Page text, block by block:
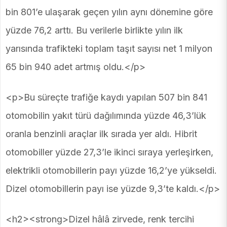
bin 801’e ulaşarak geçen yılın aynı dönemine göre
yüzde 76,2 arttı. Bu verilerle birlikte yılın ilk
yarısında trafikteki toplam taşıt sayısı net 1 milyon
65 bin 940 adet artmış oldu.</p>
<p>Bu süreçte trafiğe kaydı yapılan 507 bin 841
otomobilin yakıt türü dağılımında yüzde 46,3’lük
oranla benzinli araçlar ilk sırada yer aldı. Hibrit
otomobiller yüzde 27,3’le ikinci sıraya yerleşirken,
elektrikli otomobillerin payı yüzde 16,2’ye yükseldi.
Dizel otomobillerin payı ise yüzde 9,3’te kaldı.</p>
<h2><strong>Dizel hâlâ zirvede, renk tercihi